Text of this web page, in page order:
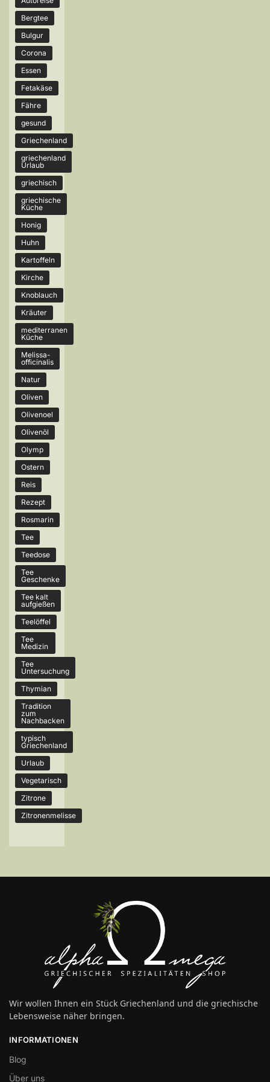
Bergtee
Bulgur
Corona
Essen
Fetakäse
Fähre
gesund
Griechenland
griechenland
Urlaub
griechisch
griechische
Küche
Honig
Huhn
Kartoffeln
Kirche
Knoblauch
Kräuter
mediterranen
Küche
Melissa-
officinalis
Natur
Oliven
Olivenoel
Olivenöl
Olymp
Ostern
Reis
Rezept
Rosmarin
Tee
Teedose
Tee
Geschenke
Tee kalt
aufgießen
Teelöffel
Tee
Medizin
Tee
Untersuchung
Thymian
Tradition
zum
Nachbacken
typisch
Griechenland
Urlaub
Vegetarisch
Zitrone
Zitronenmelisse
Wir wollen Ihnen ein Stück Griechenland und die griechische
Lebensweise näher bringen.
INFORMATIONEN
Blog
Über uns